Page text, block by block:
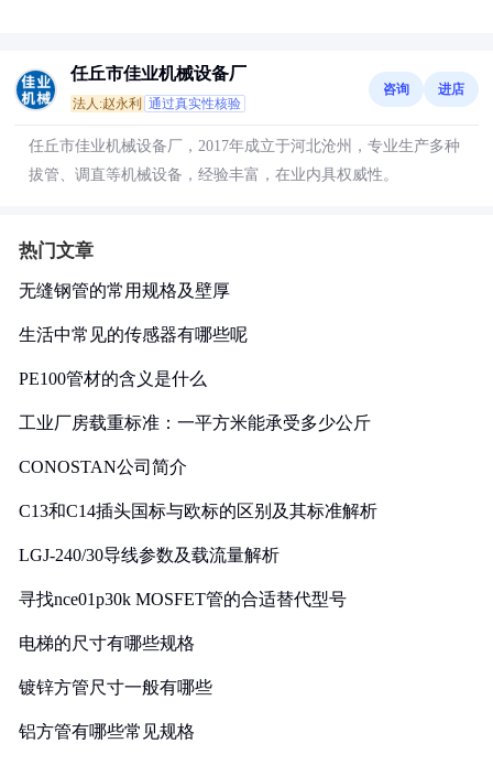
任丘市佳业机械设备厂
法人:赵永利 通过真实性核验
咨询 进店
任丘市佳业机械设备厂，2017年成立于河北沧州，专业生产多种
拔管、调直等机械设备，经验丰富，在业内具权威性。
热门文章
无缝钢管的常用规格及壁厚
生活中常见的传感器有哪些呢
PE100管材的含义是什么
工业厂房载重标准：一平方米能承受多少公斤
CONOSTAN公司简介
C13和C14插头国标与欧标的区别及其标准解析
LGJ-240/30导线参数及载流量解析
寻找nce01p30k MOSFET管的合适替代型号
电梯的尺寸有哪些规格
镀锌方管尺寸一般有哪些
铝方管有哪些常见规格